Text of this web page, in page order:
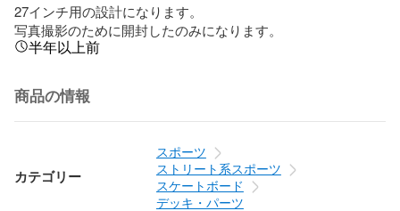
27インチ用の設計になります。
写真撮影のために開封したのみになります。
半年以上前
商品の情報
カテゴリー
スポーツ
ストリート系スポーツ
スケートボード
デッキ・パーツ